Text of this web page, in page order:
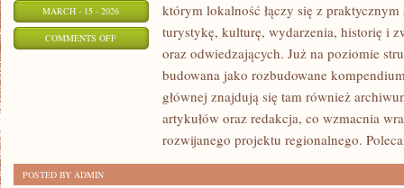
MARCH - 15 - 2026
COMMENTS OFFON
którym lokalność łączy się z
turystykę, kulturę, wydarzenia, historię i
oraz odwiedzających. Już na poziomie
budowana jako rozbudowane
głównej znajdują się tam również
artykułów oraz redakcja, co wzmacnia
rozwijanego projektu regionalnego.
POSTED BY ADMIN